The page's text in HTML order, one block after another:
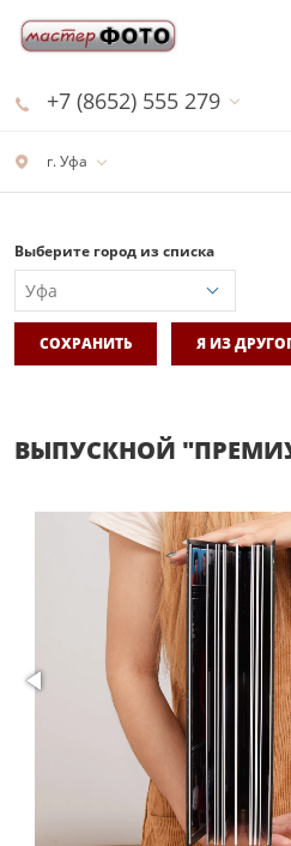
г. Уфа
+7 (8652) 555 279
Выберите город из списка
СОХРАНИТЬ Я ИЗ
ВЫПУСКНОЙ